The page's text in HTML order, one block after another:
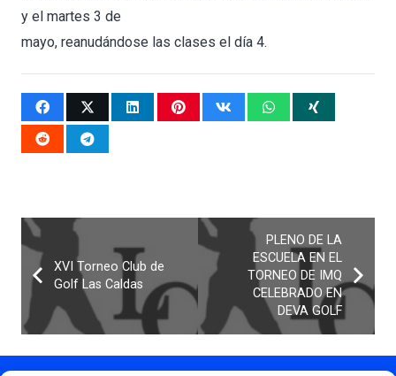
y el martes 3 de
mayo, reanudándose las clases el día 4.
XVI Torneo Club de
Golf Las Caldas
PLENO DE LA
ESCUELA EN EL
TORNEO DE IMQ
CELEBRADO EN
DEVA GOLF